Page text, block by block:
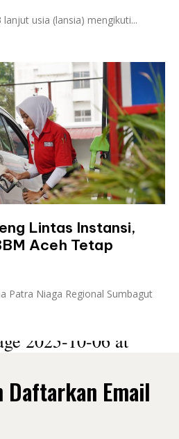
usia (lansia) mengikuti...
Lintas Instansi,
Aceh Tetap
Patra Niaga Regional Sumbagut
Daftarkan Email